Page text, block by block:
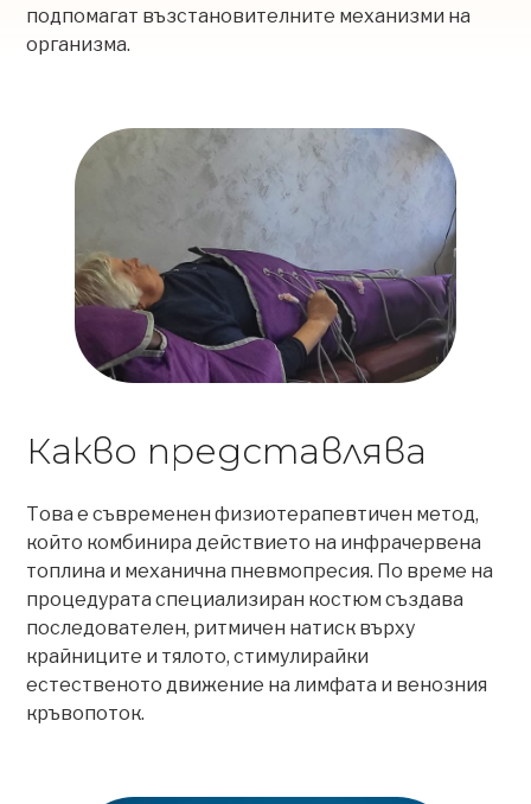
подпомагат възстановителните механизми на
организма.
Какво представлява
Това е съвременен физиотерапевтичен метод,
който комбинира действието на инфрачервена
топлина и механична пневмопресия. По време на
процедурата специализиран костюм създава
последователен, ритмичен натиск върху
крайниците и тялото, стимулирайки
естественото движение на лимфата и венозния
кръвопоток.